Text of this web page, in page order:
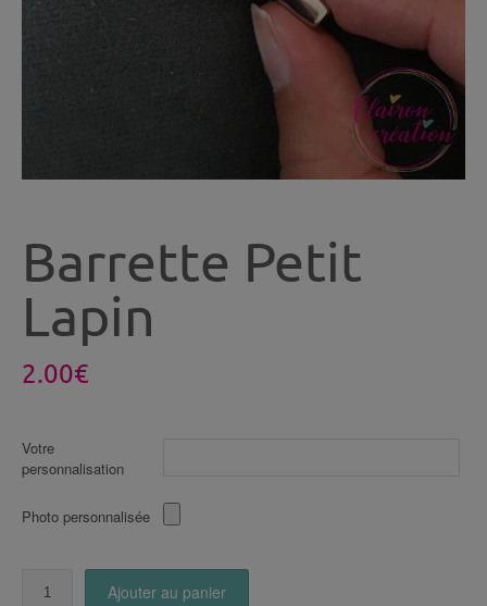
Barrette Petit
Lapin
2.00€
Votre
personnalisation
Photo personnalisée
Ajouter au panier